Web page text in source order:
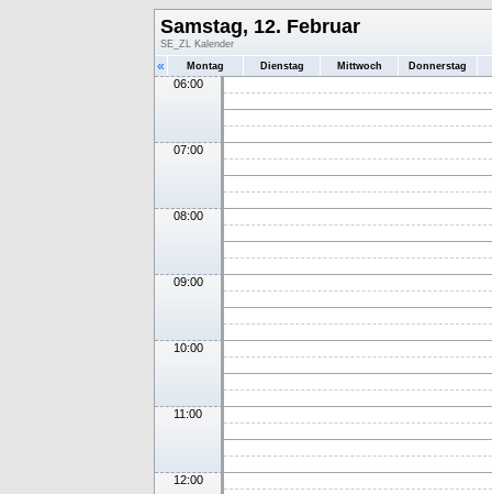
Samstag, 12. Februar
SE_ZL Kalender
« Montag Dienstag Mittwoch Donnerstag
06:00
07:00
08:00
09:00
10:00
11:00
12:00